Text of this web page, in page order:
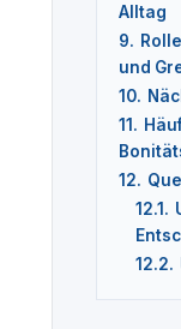
Alltag
9.
und
10.
11.
12.
12.1.
12.2.